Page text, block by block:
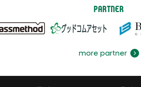
PARTNER
more partner